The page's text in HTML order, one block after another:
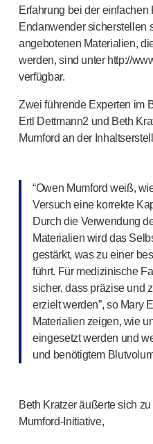
Werkzeugbau,
Forschung und
Forschungs- und
Partnerschaften
Qualitäts- und
B Corp
UN Global Compact
Witney-Entwicklung
Innovate UK
Nachrichten
Artikel
Ressourcen
Veranstaltungen
Über uns
Erfahrung bei der
Endanwender sicherstellen
angebotenen Materialien,
werden, sind unter http://
verfügbar.
Zwei führende Experten im
Ertl Dettmann2 und Beth
Mumford an der
“Owen Mumford weiß,
Versuch eine korrekte
Durch die Verwendung
Materialien wird das
gestärkt, was zu einer
führt. Für medizinische
sicher, dass präzise und
erzielt werden”, so Mary
Materialien zeigen, wie
eingesetzt werden und
und benötigtem
Beth Kratzer äußerte sich
Mumford-Initiative,